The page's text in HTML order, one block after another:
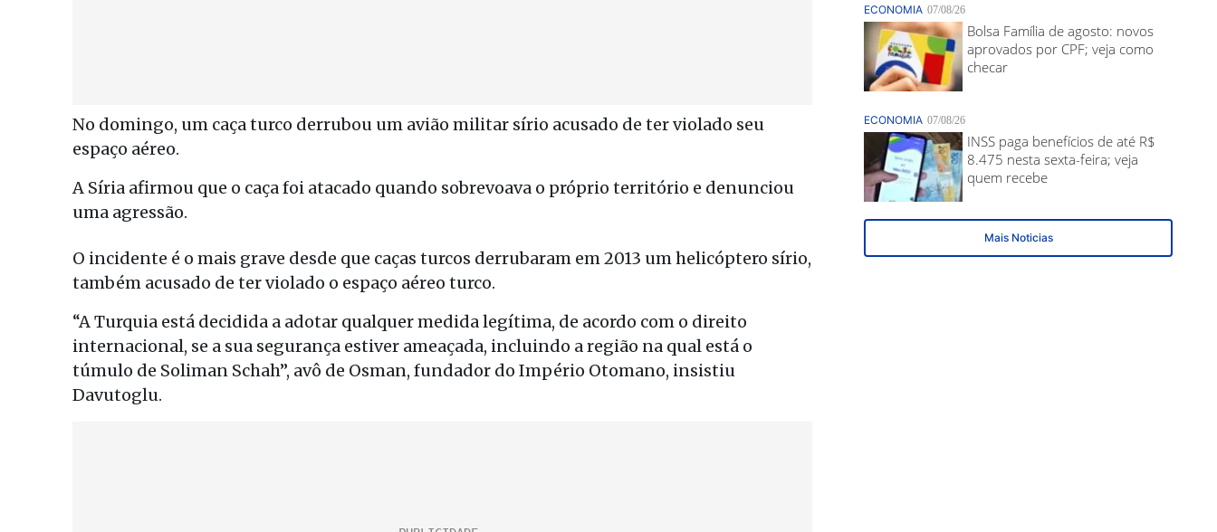
No domingo, um caça turco derrubou um avião militar sírio acusado de ter violado seu
espaço aéreo.
A Síria afirmou que o caça foi atacado quando sobrevoava o próprio território e denunciou
uma agressão.
O incidente é o mais grave desde que caças turcos derrubaram em 2013 um helicóptero sírio,
também acusado de ter violado o espaço aéreo turco.
“A Turquia está decidida a adotar qualquer medida legítima, de acordo com o direito
internacional, se a sua segurança estiver ameaçada, incluindo a região na qual está o
túmulo de Soliman Schah”, avô de Osman, fundador do Império Otomano, insistiu
Davutoglu.